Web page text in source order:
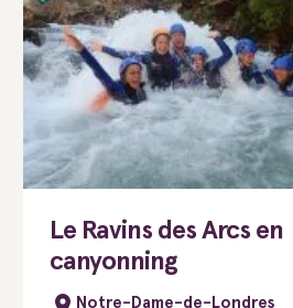
Le Ravins des Arcs en
canyonning
Notre-Dame-de-Londres